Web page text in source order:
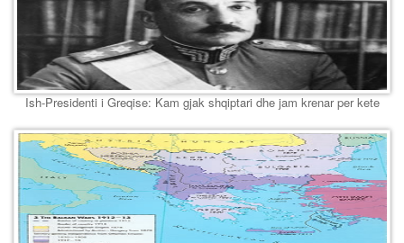
Ish-Presidenti i Greqise: Kam gjak shqiptari dhe jam krenar per kete